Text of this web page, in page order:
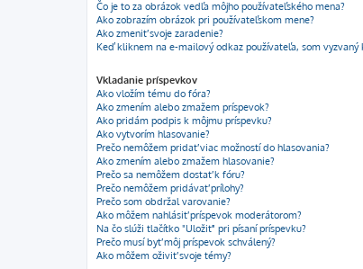
Čo je to za obrázok vedľa môjho používateľského mena?
Ako zobrazím obrázok pri používateľskom mene?
Ako zmeniť svoje zaradenie?
Keď kliknem na e-mailový odkaz používateľa, som vyzvaný
Vkladanie príspevkov
Ako vložím tému do fóra?
Ako zmením alebo zmažem príspevok?
Ako pridám podpis k môjmu príspevku?
Ako vytvorím hlasovanie?
Prečo nemôžem pridať viac možností do hlasovania?
Ako zmením alebo zmažem hlasovanie?
Prečo sa nemôžem dostať k fóru?
Prečo nemôžem pridávať prílohy?
Prečo som obdržal varovanie?
Ako môžem nahlásiť príspevok moderátorom?
Na čo slúži tlačítko "Uložiť" pri písaní príspevku?
Prečo musí byť môj príspevok schválený?
Ako môžem oživiť svoje témy?